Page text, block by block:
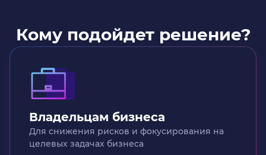
Кому подойдет решение?
Владельцам бизнеса
Для снижения рисков и фокусирования на
целевых задачах бизнеса